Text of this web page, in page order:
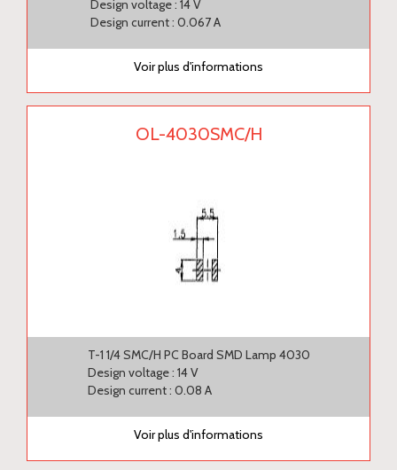
Design voltage : 14 V
Design current : 0.067 A
Voir plus d'informations
OL-4030SMC/H
T-1 1/4 SMC/H PC Board SMD Lamp 4030
Design voltage : 14 V
Design current : 0.08 A
Voir plus d'informations